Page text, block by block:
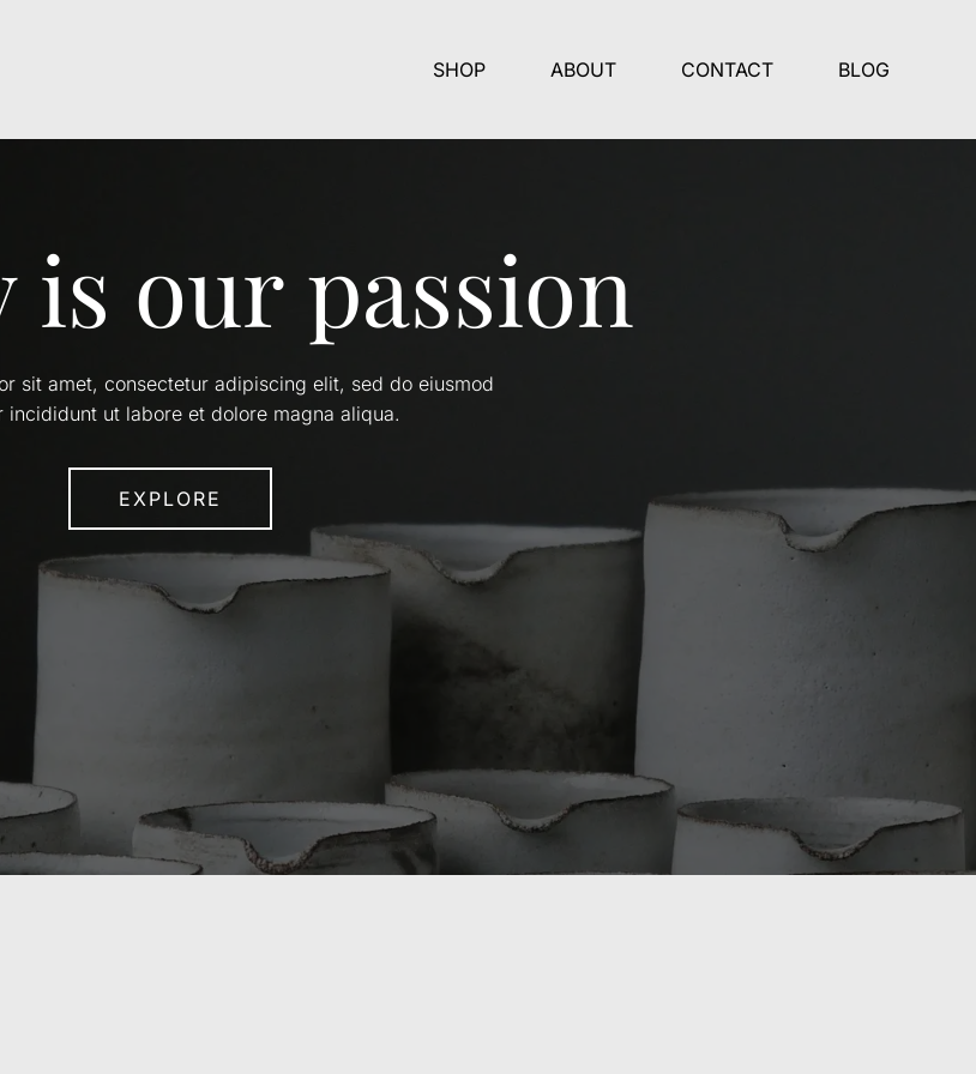
SHOP ABOUT CONTACT BLOG
is our passion
sit amet, consectetur adipiscing elit, sed do eiusmod
incididunt ut labore et dolore magna aliqua.
EXPLORE